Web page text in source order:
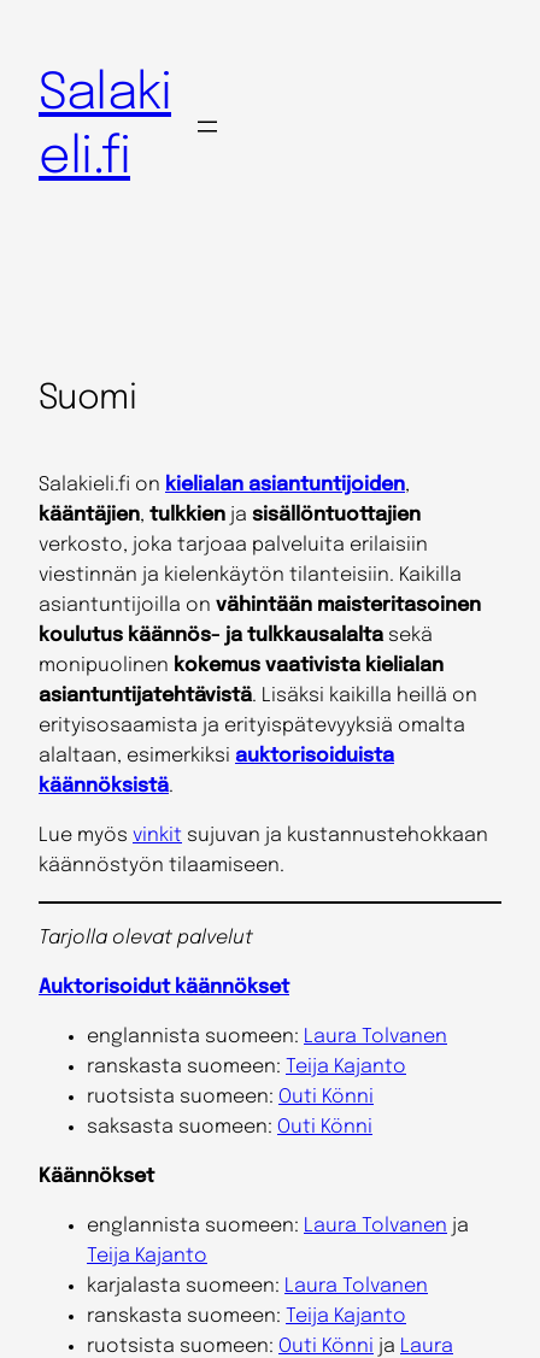
Salaki
eli.fi
Suomi
Salakieli.fi on kielialan asiantuntijoiden,
kääntäjien, tulkkien ja sisällöntuottajien
verkosto, joka tarjoaa palveluita erilaisiin
viestinnän ja kielenkäytön tilanteisiin. Kaikilla
asiantuntijoilla on vähintään maisteritasoinen
koulutus käännös- ja tulkkausalaltasekä
monipuolinen kokemus vaativista kielialan
asiantuntijatehtävistä. Lisäksi kaikilla heillä on
erityisosaamista ja erityispätevyyksiä omalta
alaltaan, esimerkiksi auktorisoiduista
käännöksistä.
Lue myös vinkit sujuvan ja kustannustehokkaan
käännöstyön tilaamiseen.
Tarjolla olevat palvelut
Auktorisoidut käännökset
englannista suomeen: Laura Tolvanen
ranskasta suomeen:
Teija Kajanto
ruotsista suomeen: Outi Könni
saksasta suomeen: Outi Könni
Käännökset
englannista suomeen: Laura Tolvanen ja
Teija Kajanto
karjalasta suomeen: Laura Tolvanen
ranskasta suomeen:
Teija Kajanto
ruotsista suomeen: Outi Könni ja Laura